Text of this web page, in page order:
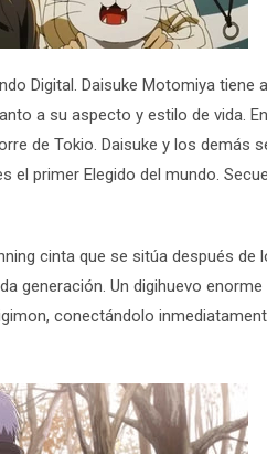
Digital. Daisuke Motomiya tiene
a su aspecto y estilo de vida.
de Tokio. Daisuke y los demás
primer Elegido del mundo.
cinta que se sitúa después de
generación. Un digihuevo
conectándolo